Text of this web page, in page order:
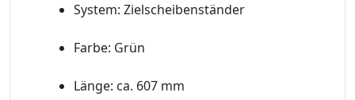
System: Zielscheibenständer
Farbe: Grün
Länge: ca. 607 mm